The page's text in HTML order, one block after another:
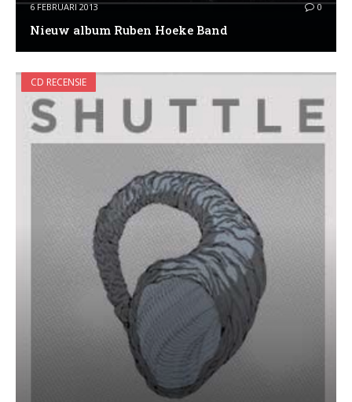
6 FEBRUARI 2013 0
Nieuw album Ruben Hoeke Band
CD RECENSIE